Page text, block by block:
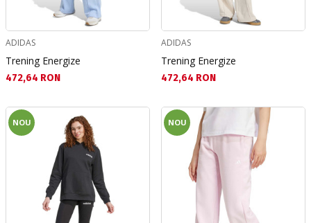
ADIDAS
Trening Energize
Текуща цена:
472,64 RON
ADIDAS
Trening Energize
Текуща цена:
472,64 RON
NOU NOU